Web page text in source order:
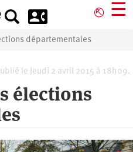
⎋ ☰
départementales
le Jeudi 2 avril 2015 à 18h09.
élections